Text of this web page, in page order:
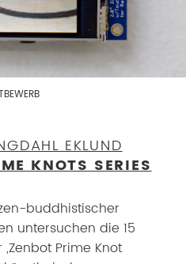
EKLUND
KNOTS SERIES
buddhistischer
untersuchen die 15
Prime Knot